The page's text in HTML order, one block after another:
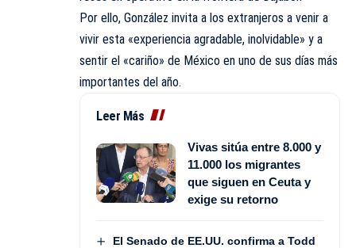
Por ello, González invita a los extranjeros a venir a
vivir esta «experiencia agradable, inolvidable» y a
sentir el «cariño» de México en uno de sus días más
importantes del año.
Leer Más
Vivas sitúa entre 8.000 y
11.000 los migrantes
que siguen en Ceuta y
exige su retorno
El Senado de EE.UU. confirma a Todd